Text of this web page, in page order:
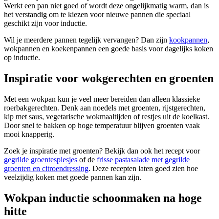
Werkt een pan niet goed of wordt deze ongelijkmatig warm, dan is
het verstandig om te kiezen voor nieuwe pannen die speciaal
geschikt zijn voor inductie.
Wil je meerdere pannen tegelijk vervangen? Dan zijn kookpannen,
wokpannen en koekenpannen een goede basis voor dagelijks koken
op inductie.
Inspiratie voor wokgerechten en groenten
Met een wokpan kun je veel meer bereiden dan alleen klassieke
roerbakgerechten. Denk aan noedels met groenten, rijstgerechten,
kip met saus, vegetarische wokmaaltijden of restjes uit de koelkast.
Door snel te bakken op hoge temperatuur blijven groenten vaak
mooi knapperig.
Zoek je inspiratie met groenten? Bekijk dan ook het recept voor
gegrilde groentespiesjes of de frisse pastasalade met gegrilde
groenten en citroendressing. Deze recepten laten goed zien hoe
veelzijdig koken met goede pannen kan zijn.
Wokpan inductie schoonmaken na hoge
hitte